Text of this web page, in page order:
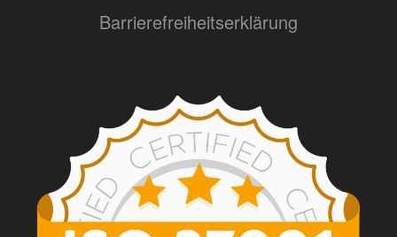
Barrierefreiheitserklärung